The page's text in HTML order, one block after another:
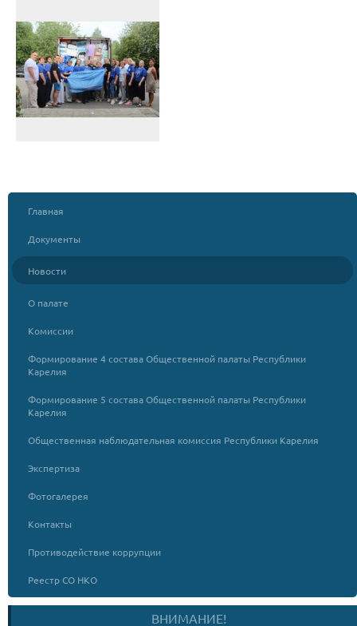
Главная
Документы
Новости
О палате
Комиссии
Формирование 4 состава Общественной палаты Республики
Карелия
Формирование 5 состава Общественной палаты Республики
Карелия
Общественная наблюдательная комиссия Республики Карелия
Экспертиза
Фотогалерея
Контакты
Противодействие коррупции
Реестр СО НКО
ВНИМАНИЕ!